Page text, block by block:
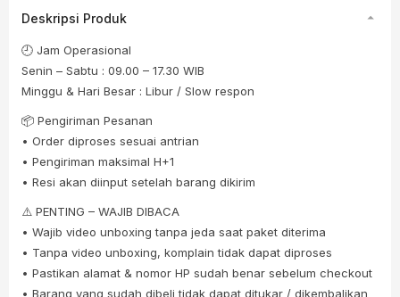
Deskripsi Produk
🕘 Jam Operasional
Senin – Sabtu : 09.00 – 17.30 WIB
Minggu & Hari Besar : Libur / Slow respon
📦 Pengiriman Pesanan
• Order diproses sesuai antrian
• Pengiriman maksimal H+1
• Resi akan diinput setelah barang dikirim
⚠️ PENTING – WAJIB DIBACA
• Wajib video unboxing tanpa jeda saat paket diterima
• Tanpa video unboxing, komplain tidak dapat diproses
• Pastikan alamat & nomor HP sudah benar sebelum checkout
• Barang yang sudah dibeli tidak dapat ditukar / dikembalikan